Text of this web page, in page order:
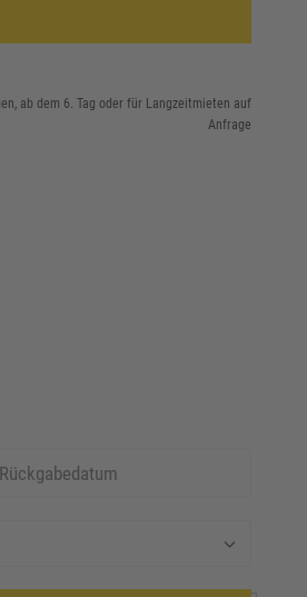
ab dem 6. Tag oder für Langzeitmieten auf
Anfrage